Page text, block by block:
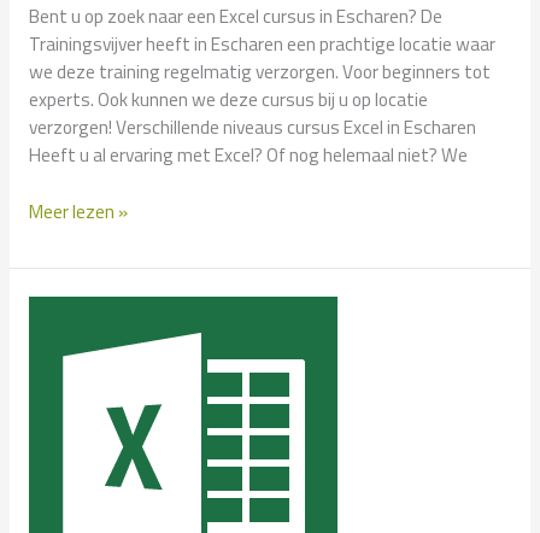
Bent u op zoek naar een Excel cursus in Escharen? De
Trainingsvijver heeft in Escharen een prachtige locatie waar
we deze training regelmatig verzorgen. Voor beginners tot
experts. Ook kunnen we deze cursus bij u op locatie
verzorgen! Verschillende niveaus cursus Excel in Escharen
Heeft u al ervaring met Excel? Of nog helemaal niet? We
Cursus
in
Escharen?
Klassikaal
Incompany
Meer lezen »